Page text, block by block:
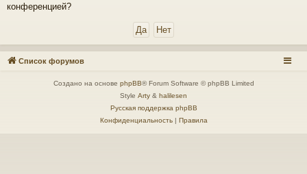
и
конференцией?
Список форумов
Создано на основе phpBB® Forum Software © phpBB Limited
Style Arty & halilesen
Русская поддержка phpBB
Конфиденциальность| Правила